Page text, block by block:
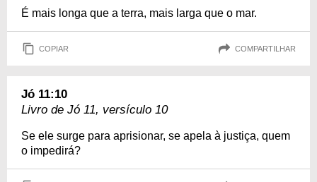
É mais longa que a terra, mais larga que o mar.
COPIAR COMPARTILHAR
Jó 11:10
Livro de Jó 11, versículo 10
Se ele surge para aprisionar, se apela à justiça, quem
o impedirá?